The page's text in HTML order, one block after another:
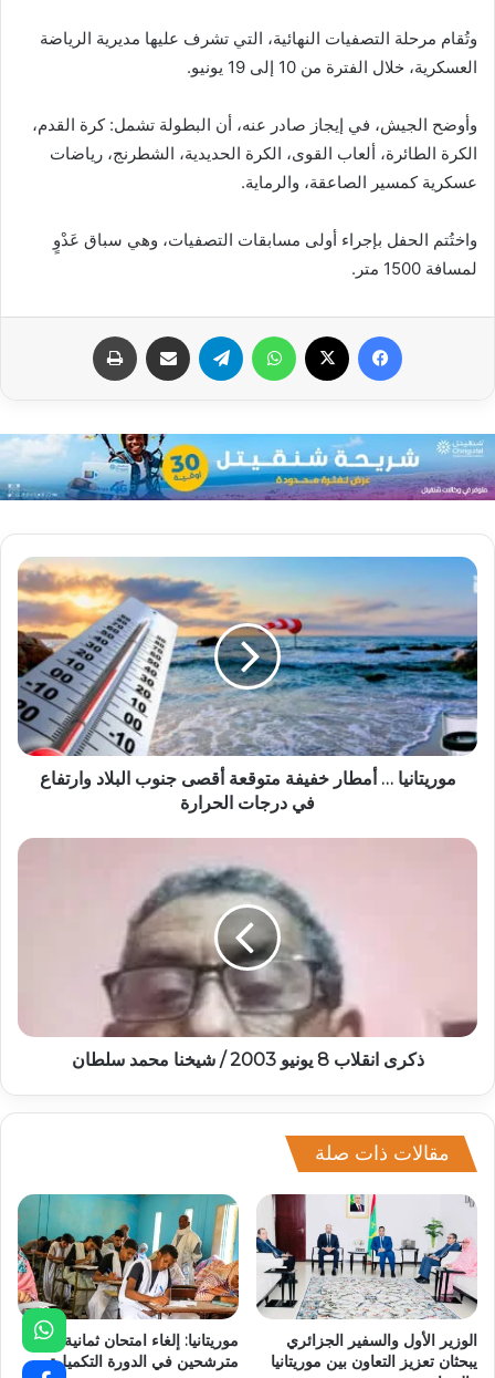
وتُقام مرحلة التصفيات النهائية، التي تشرف عليها مديرية الرياضة
العسكرية، خلال الفترة من 10 إلى 19 يونيو.
وأوضح الجيش، في إيجاز صادر عنه، أن البطولة تشمل: كرة القدم،
الكرة الطائرة، ألعاب القوى، الكرة الحديدية، الشطرنج، رياضات
عسكرية كمسير الصاعقة، والرماية.
واختُتم الحفل بإجراء أولى مسابقات التصفيات، وهي سباق عَدْوٍ
لمسافة 1500 متر.
فيسبوك واتساب تيلقرام مشاركة عبر البريد
موريتانيا … أمطار خفيفة متوقعة أقصى جنوب البلاد وارتفاع
في درجات الحرارة
ذكرى انقلاب 8 يونيو 2003 / شيخنا محمد سلطان
مقالات ذات صلة
الوزير الأول والسفير الجزائري
يبحثان تعزيز التعاون بين موريتانيا
موريتانيا: إلغاء امتحان ثمانية
مترشحين في الدورة التكميلية